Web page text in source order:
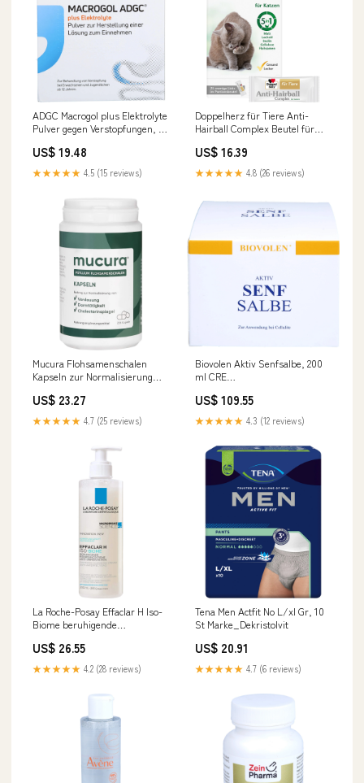
ADGC Macrogol plus Elektrolyte
Pulver gegen Verstopfungen, 50
US$ 19.48
★★★★★ 4.5 (15 reviews)
Doppelherz für Tiere Anti-
Hairball Complex Beutel für
Hersteller_Plantatrakt GmbH
US$ 16.39
★★★★★ 4.8 (26 reviews)
Mucura Flohsamenschalen
Kapseln zur Normalisierung
und Cholesterinspiegel, 225 St.
Kapseln Marke_FBK
US$ 23.27
★★★★★ 4.7 (25 reviews)
Biovolen Aktiv Senfsalbe, 200
ml CRE
US$ 109.55
★★★★★ 4.3 (12 reviews)
La Roche-Posay Effaclar H Iso-
Biome beruhigende
austrocknender Akne-
Behandlung, 390 ml Creme
Hersteller_Philips GmbH
US$ 26.55
★★★★★ 4.2 (28 reviews)
Tena Men Actfit No L/xl Gr, 10
St Marke_Dekristolvit
US$ 20.91
★★★★★ 4.7 (6 reviews)